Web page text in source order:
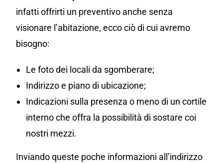
infatti offrirti un preventivo anche senza
visionare l’abitazione, ecco ciò di cui avremo
bisogno:
Le foto dei locali da sgomberare;
Indirizzo e piano di ubicazione;
Indicazioni sulla presenza o meno di un cortile
interno che offra la possibilità di sostare coi
nostri mezzi.
Inviando queste poche informazioni all’indirizzo